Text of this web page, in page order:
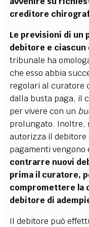
creditore
Le previsioni di un
debitore e
tribunale ha
che esso abbia
regolari al curatore
dalla busta paga, il
per vivere con un
prolungato. Inoltre,
autorizza il debitore
pagamenti vengono
contrarre nuovi
prima il curatore,
compromettere la
debitore di
Il debitore può